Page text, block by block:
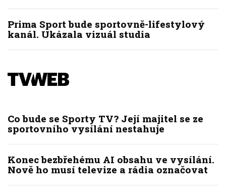
Prima Sport bude sportovně-lifestylový
kanál. Ukázala vizuál studia
Co bude se Sporty TV? Její majitel se ze
sportovního vysílání nestahuje
Konec bezbřehému AI obsahu ve vysílání.
Nově ho musí televize a rádia označovat